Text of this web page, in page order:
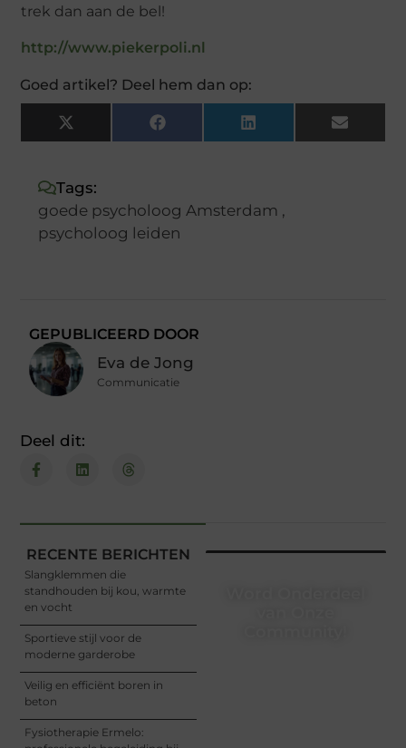
trek dan aan de bel!
http://www.piekerpoli.nl
Goed artikel? Deel hem dan op:
X
(Twitter)
Facebook LinkedIn Email
Tags:
goede psycholoog Amsterdam ,
psycholoog leiden
GEPUBLICEERD DOOR
Eva de Jong
Communicatie
Deel dit:
RECENTE BERICHTEN
Slangklemmen die
standhouden bij kou, warmte
en vocht
Sportieve stijl voor de
moderne garderobe
Veilig en efficiënt boren in
beton
Fysiotherapie Ermelo: